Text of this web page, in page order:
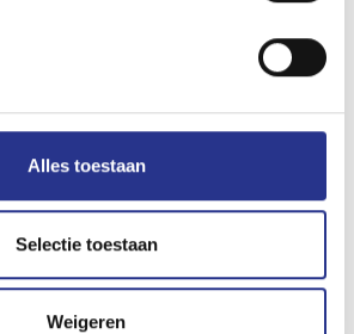
Alles toestaan
Selectie toestaan
Weigeren